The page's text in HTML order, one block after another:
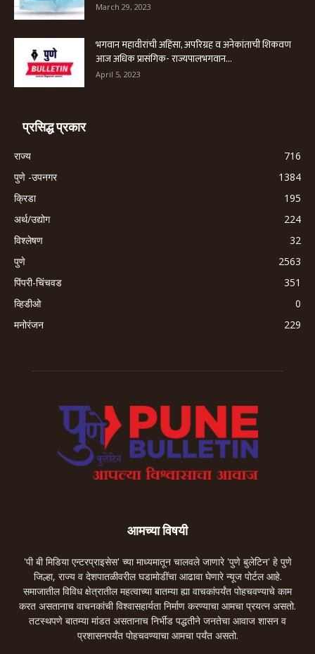
March 29, 2023
भगवान महावीरांची अहिंसा, अपरिग्रह व अनेकांताची शिकवण
आज अधिक प्रासंगिक- राज्यपालभगवान...
April 5, 2023
प्रसिद्ध प्रकार
राज्य
716
पुणे -उपनगर
1384
क्रिडा
195
अर्थ/उद्योग
224
विश्लेषण
32
पुणे
2563
पिंपरी-चिंचवड
351
व्हिडीओ
0
मनोरंजन
229
आमच्या विषयी
'पी बी मिडिया एन्टरप्राइसेस' च्या माध्यमातून चालवले जाणारे 'पुणे बुलेटिन' हे पुणे
जिल्हा, राज्य व देशपातळीवरील घडामोडींचा आढावा घेणारे न्यूज पोर्टल आहे.
समाजातील विविध क्षेत्रातील महत्वाच्या बातम्या ह्या वाचकांपर्यंत पोहचवण्याचे काम
करत असतानाच वाचनकांची विश्वासहार्यता निर्माण करण्याचा आमचा प्रयत्न असतो.
तटस्थपणे बातम्या मांडत असतानाच निर्भीड पद्धतीने जनतेचा आवाज शासन व
प्रशासनपर्यंत पोहचवण्याचा आमचा पर्यंत असतो.